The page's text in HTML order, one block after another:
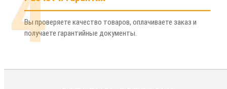
Вы проверяете качество товаров, оплачиваете заказ и
получаете гарантийные документы.